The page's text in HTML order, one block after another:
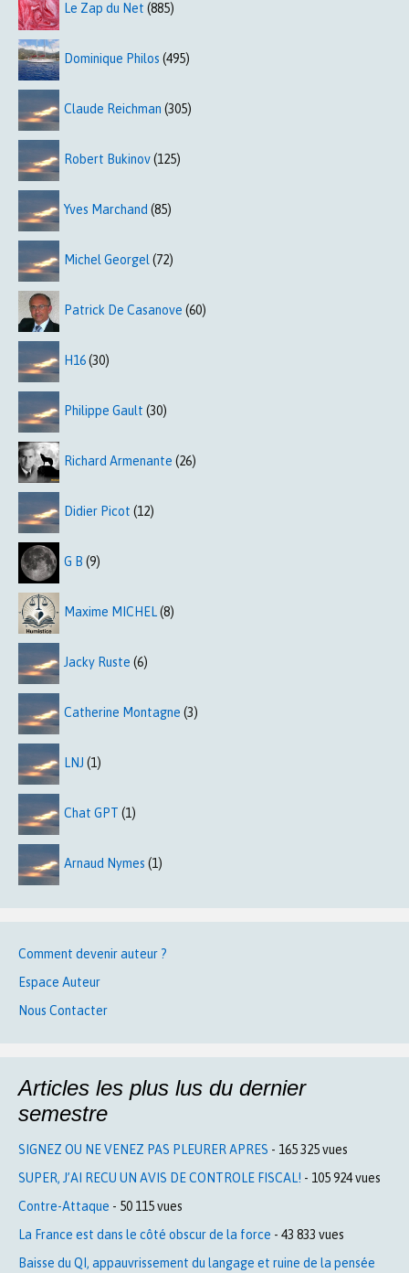
Le Zap du Net (885)
Dominique Philos (495)
Claude Reichman (305)
Robert Bukinov(125)
Yves Marchand (85)
Michel Georgel (72)
Patrick De Casanove (60)
H16(30)
Philippe Gault (30)
Richard Armenante (26)
Didier Picot (12)
G B (9)
Maxime MICHEL(8)
Jacky Ruste (6)
Catherine Montagne (3)
LNJ (1)
Chat GPT (1)
Arnaud Nymes (1)
Comment devenir auteur ?
Espace Auteur
Nous Contacter
Articles les plus lus du dernier
semestre
SIGNEZ OU NE VENEZ PAS PLEURER APRES - 165 325 vues
SUPER, J’AI RECU UN AVIS DE CONTROLE FISCAL! - 105 924 vues
Contre-Attaque - 50 115 vues
La France est dans le côté obscur de la force - 43 833 vues
Baisse du QI, appauvrissement du langage et ruine de la pensée